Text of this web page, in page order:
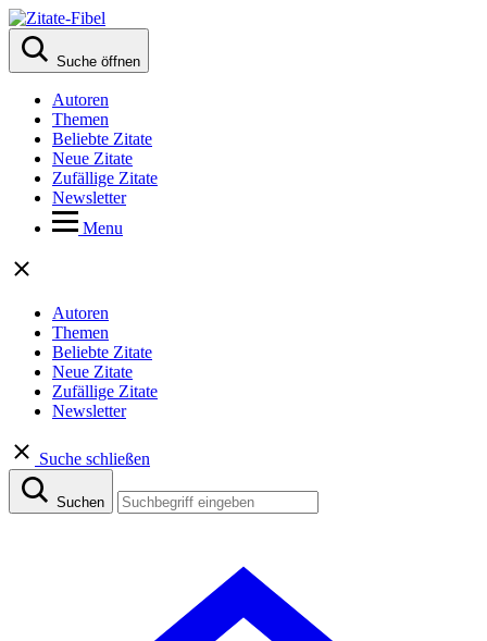
Suche öffnen
Autoren
Themen
Beliebte Zitate
Neue Zitate
Zufällige Zitate
Newsletter
Menu
Autoren
Themen
Beliebte Zitate
Neue Zitate
Zufällige Zitate
Newsletter
Suche schließen
Suchen